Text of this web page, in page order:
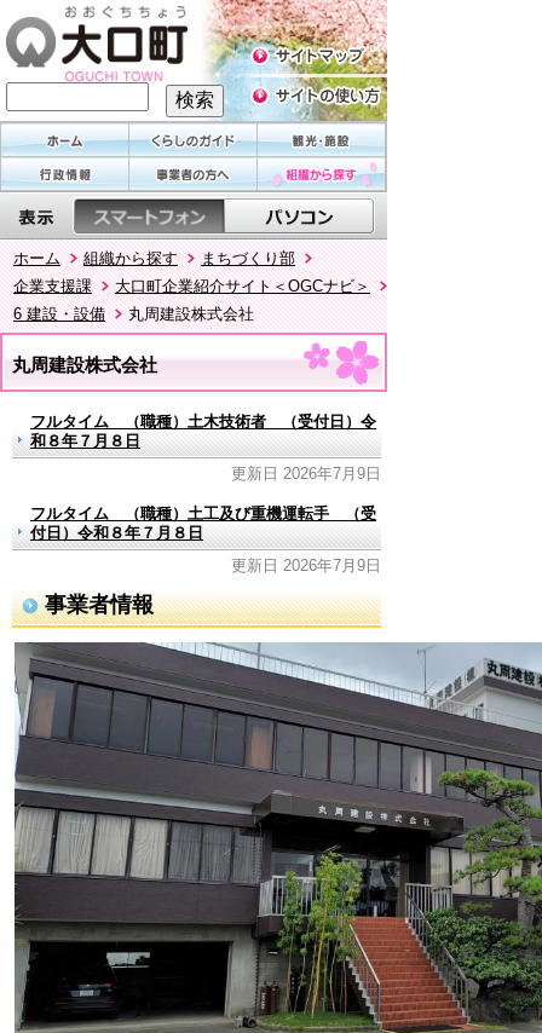
ホーム 組織から探す
まちづくり部
企業支援課
大口町企業紹介サイト＜OGCナビ＞
6 建設・設備
丸周建設株式会社
丸周建設株式会社
フルタイム （職種）土木技術者 （受付日）令
和８年７月８日
更新日 2026年7月9日
フルタイム （職種）土工及び重機運転手 （受
付日）令和８年７月８日
更新日 2026年7月9日
事業者情報